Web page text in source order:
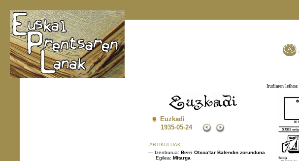
Irudiaren leihoa:
Euzkadi
1935-05-24
ARTIKULUAK
— Izenburua: Berri Otxoa'tar Balendin zorunduna
Egilea: Mitarga